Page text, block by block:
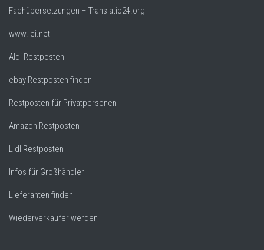
Fachübersetzungen – Translatio24.org
www.lei.net
Aldi Restposten
ebay Restposten finden
Restposten für Privatpersonen
Amazon Restposten
Lidl Restposten
Infos für Großhändler
Lieferanten finden
Wiederverkäufer werden